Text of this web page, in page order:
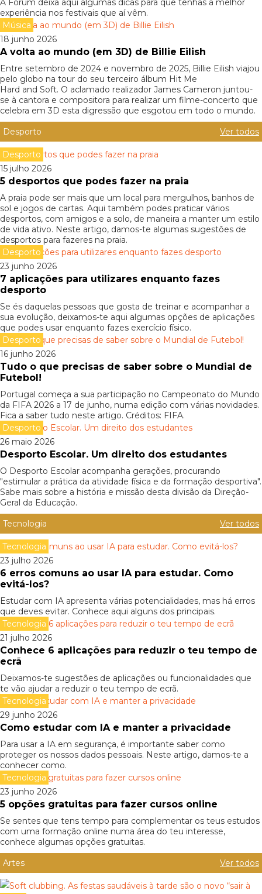
A Forum deixa aqui algumas dicas para que tenhas a melhor
experiência nos festivais que aí vêm.
Música
18 junho 2026
A volta ao mundo (em 3D) de Billie Eilish
Entre setembro de 2024 e novembro de 2025, Billie Eilish viajou
pelo globo na tour do seu terceiro álbum Hit Me
Hard and Soft. O aclamado realizador James Cameron juntou-
se à cantora e compositora para realizar um filme-concerto que
celebra em 3D esta digressão que esgotou em todo o mundo.
Desporto
Ver todos
Desporto
15 julho 2026
5 desportos que podes fazer na praia
A praia pode ser mais que um local para mergulhos, banhos de
sol e jogos de cartas. Aqui também podes praticar vários
desportos, com amigos e a solo, de maneira a manter um estilo
de vida ativo. Neste artigo, damos-te algumas sugestões de
desportos para fazeres na praia.
Desporto
23 junho 2026
7 aplicações para utilizares enquanto fazes
desporto
Se és daquelas pessoas que gosta de treinar e acompanhar a
sua evolução, deixamos-te aqui algumas opções de aplicações
que podes usar enquanto fazes exercício físico.
Desporto
16 junho 2026
Tudo o que precisas de saber sobre o Mundial de
Futebol!
Portugal começa a sua participação no Campeonato do Mundo
da FIFA 2026 a 17 de junho, numa edição com várias novidades.
Fica a saber tudo neste artigo. Créditos: FIFA.
Desporto
26 maio 2026
Desporto Escolar. Um direito dos estudantes
O Desporto Escolar acompanha gerações, procurando
"estimular a prática da atividade física e da formação desportiva".
Sabe mais sobre a história e missão desta divisão da Direção-
Geral da Educação.
Tecnologia
Ver todos
Tecnologia
23 julho 2026
6 erros comuns ao usar IA para estudar. Como
evitá-los?
Estudar com IA apresenta várias potencialidades, mas há erros
que deves evitar. Conhece aqui alguns dos principais.
Tecnologia
21 julho 2026
Conhece 6 aplicações para reduzir o teu tempo de
ecrã
Deixamos-te sugestões de aplicações ou funcionalidades que
te vão ajudar a reduzir o teu tempo de ecrã.
Tecnologia
29 junho 2026
Como estudar com IA e manter a privacidade
Para usar a IA em segurança, é importante saber como
proteger os nossos dados pessoais. Neste artigo, damos-te a
conhecer como.
Tecnologia
23 junho 2026
5 opções gratuitas para fazer cursos online
Se sentes que tens tempo para complementar os teus estudos
com uma formação online numa área do teu interesse,
conhece algumas opções gratuitas.
Artes
Ver todos